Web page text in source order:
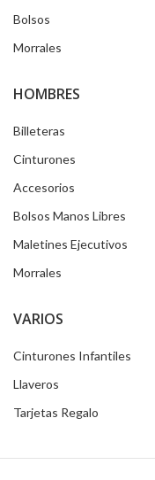
Bolsos
Morrales
HOMBRES
Billeteras
Cinturones
Accesorios
Bolsos Manos Libres
Maletines Ejecutivos
Morrales
VARIOS
Cinturones Infantiles
Llaveros
Tarjetas Regalo